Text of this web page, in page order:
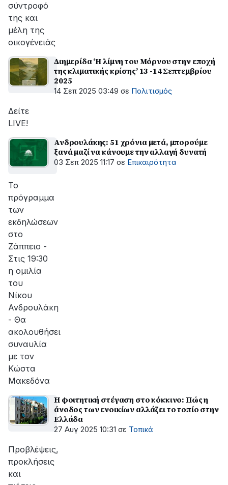
σύντροφό
της και
μέλη της
οικογένειάς
Διημερίδα ‘Η λίμνη του Μόρνου στην εποχή
της κλιματικής κρίσης’ 13 -14 Σεπτεμβρίου
2025
14 Σεπ 2025 03:49 σε Πολιτισμός
Δείτε
LIVE!
Ανδρουλάκης: 51 χρόνια μετά, μπορούμε
ξανά μαζί να κάνουμε την αλλαγή δυνατή
03 Σεπ 2025 11:17 σε Επικαιρότητα
Το
πρόγραμμα
των
εκδηλώσεων
στο
Ζάππειο -
Στις 19:30
η ομιλία
του
Νίκου
Ανδρουλάκη
- Θα
ακολουθήσει
συναυλία
με τον
Κώστα
Μακεδόνα
Η φοιτητική στέγαση στο κόκκινο: Πώς η
άνοδος των ενοικίων αλλάζει το τοπίο στην
Ελλάδα
27 Αυγ 2025 10:31 σε Τοπικά
Προβλέψεις,
προκλήσεις
και